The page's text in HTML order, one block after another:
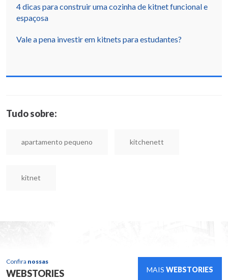
4 dicas para construir uma cozinha de kitnet funcional e
espaçosa
Vale a pena investir em kitnets para estudantes?
Tudo sobre:
apartamento pequeno kitchenett
kitnet
Confira nossas
WEBSTORIES MAIS WEBSTORIES